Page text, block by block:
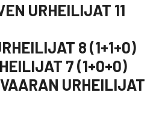
URHEILIJAT 11
8 (1+1+0)
7 (1+0+0)
URHEILIJAT